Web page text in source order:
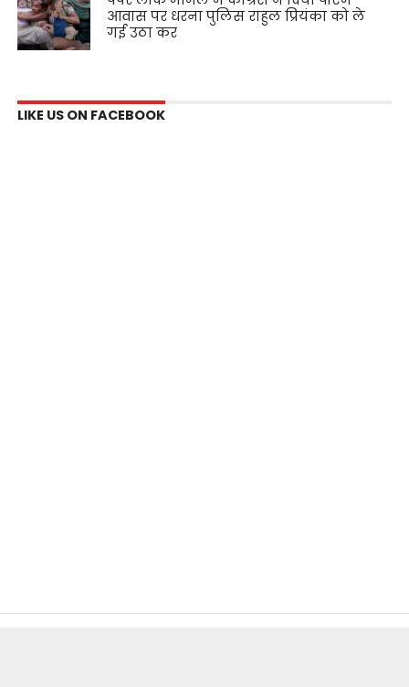
आवास पर धरना पुलिस राहुल प्रियंका को ले
गई उठा कर
LIKE US ON FACEBOOK